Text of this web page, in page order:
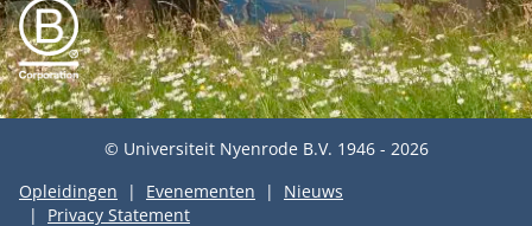
© Universiteit Nyenrode B.V. 1946 - 2026
Opleidingen
Evenementen
Nieuws
Privacy Statement